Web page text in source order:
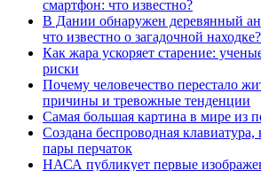
смартфон: что известно?
В Дании обнаружен деревянный
что известно о загадочной находке?
Как жара ускоряет старение:
риски
Почему человечество перестало
причины и тревожные тенденции
Самая большая картина в мире из
Создана беспроводная
пары перчаток
НАСА публикует первые